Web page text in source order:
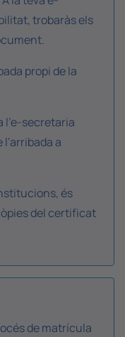
trobaràs els
propi de la
l'e-secretaria
l'arribada a
és
del certificat
de matrícula